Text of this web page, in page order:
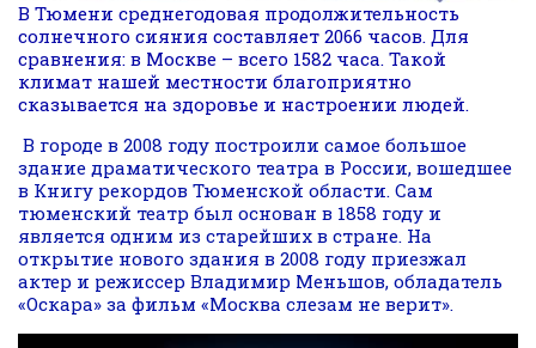
В Тюмени среднегодовая продолжительность
солнечного сияния составляет 2066 часов. Для
сравнения: в Москве – всего 1582 часа. Такой
климат нашей местности благоприятно
сказывается на здоровье и настроении людей.
В городе в 2008 году построили самое большое
здание драматического театра в России, вошедшее
в Книгу рекордов Тюменской области. Сам
тюменский театр был основан в 1858 году и
является одним из старейших в стране. На
открытие нового здания в 2008 году приезжал
актер и режиссер Владимир Меньшов, обладатель
«Оскара» за фильм «Москва слезам не верит».